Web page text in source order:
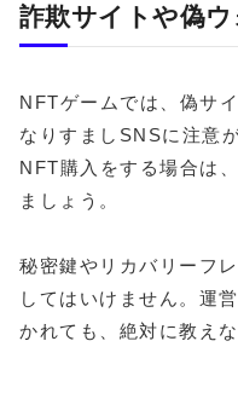
詐欺サイトや偽
NFTゲームでは、偽サ
なりすましSNSに注意
NFT購入をする場合は
ましょう。
秘密鍵やリカバリーフ
してはいけません。運
かれても、絶対に教え